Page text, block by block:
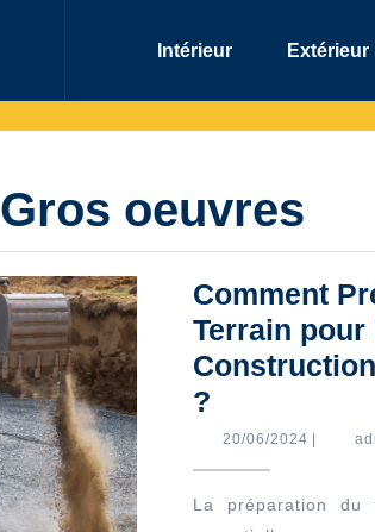
Intérieur Extérieur
Gros oeuvres
Comment
Terrain pour
?
Préparer
Son
Terrain
20/06/2024 20/06/
La préparation du terrain est une étape